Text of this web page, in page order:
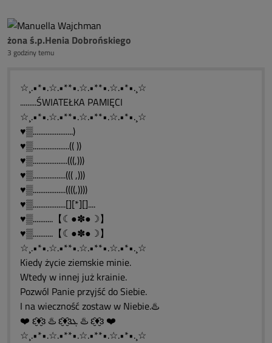
żona ś.p.Henia Dobrońskiego
3 godziny temu
☆¸.•*•.☆.•**•.☆.•**•.☆.•*•.¸☆
.........ŚWIATEŁKA PAMIĘCI
☆¸.•*•.☆.•**•.☆.•**•.☆.•*•.¸☆
♥▒......................)
♥▒....................(( ))
♥▒...................(((,)))
♥▒..................((( ,)))
♥▒..................((((,))))
♥▒..................[][*][]....
♥▒...........【☾●✽●☽】
♥▒...........【☾●✽●☽】
☆¸.•*•.☆.•**•.☆.•**•.☆.•*•.¸☆
Kiedy życie ziemskie minie.
Wtedy w innej już krainie.
Pozwól Panie przyjść do Siebie.
I na wieczność zostaw w Niebie.♨️
❤️ ԑ̮̑♦̮̑ɜ ♨️ ԑ̮̑♦̮̑ɜܓ ♨️ ԑ̮̑♦̮̑ɜ ❤️
☆¸.•*•.☆.•**•.☆.•**•.☆.•*•.¸☆